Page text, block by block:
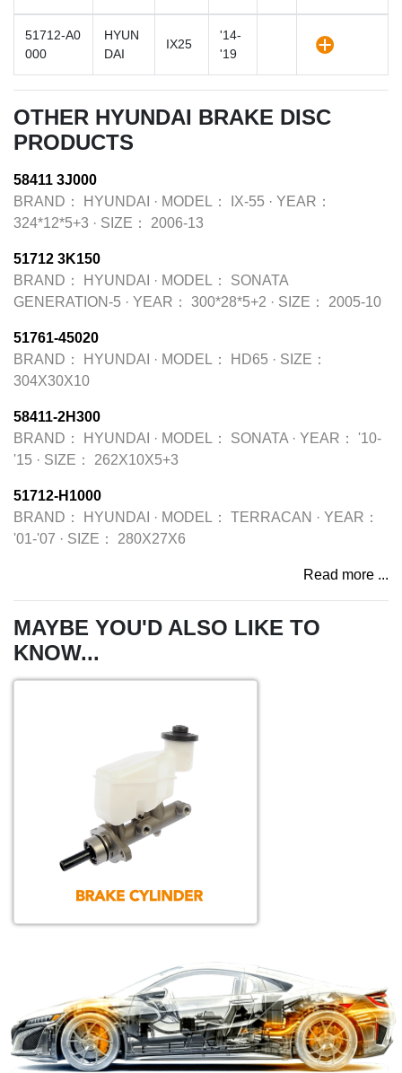
51712-A0
000
HYUN
DAI
IX25
'14-
'19
OTHER HYUNDAI BRAKE DISC
PRODUCTS
58411 3J000
BRAND：
HYUNDAI · MODEL： IX-55 · YEAR：
324*12*5+3 · SIZE： 2006-13
51712 3K150
BRAND：
HYUNDAI · MODEL：
SONATA
GENERATION-5 · YEAR： 300*28*5+2 · SIZE： 2005-10
51761-45020
BRAND：
HYUNDAI · MODEL： HD65 · SIZE：
304X30X10
58411-2H300
BRAND：
HYUNDAI · MODEL： SONATA · YEAR：
'10-
'15 · SIZE： 262X10X5+3
51712-H1000
BRAND：
HYUNDAI · MODEL： TERRACAN · YEAR：
'01-'07 · SIZE： 280X27X6
Read more ...
MAYBE YOU'D ALSO LIKE TO
KNOW...